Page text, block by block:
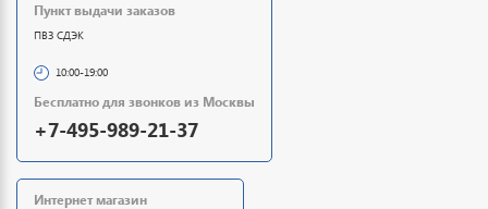
Пункт выдачи заказов
ПВЗ СДЭК
10:00-19:00
Бесплатно для звонков из Москвы
+7-495-989-21-37
Интернет магазин